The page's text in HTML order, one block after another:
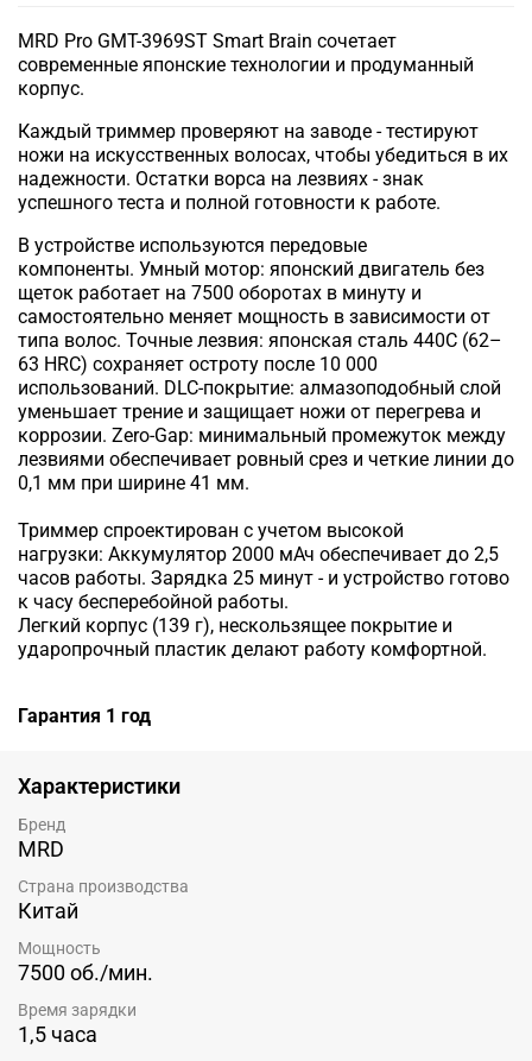
MRD Pro GMT-3969ST Smart Brain сочетает
современные японские технологии и продуманный
корпус.
Каждый триммер проверяют на заводе - тестируют
ножи на искусственных волосах, чтобы убедиться в их
надежности. Остатки ворса на лезвиях - знак
успешного теста и полной готовности к работе.
В устройстве используются передовые
компоненты. Умный мотор: японский двигатель без
щеток работает на 7500 оборотах в минуту и
самостоятельно меняет мощность в зависимости от
типа волос. Точные лезвия: японская сталь 440C (62–
63 HRC) сохраняет остроту после 10 000
использований. DLC-покрытие: алмазоподобный слой
уменьшает трение и защищает ножи от перегрева и
коррозии. Zero-Gap: минимальный промежуток между
лезвиями обеспечивает ровный срез и четкие линии до
0,1 мм при ширине 41 мм.
Триммер спроектирован с учетом высокой
нагрузки: Аккумулятор 2000 мАч обеспечивает до 2,5
часов работы. Зарядка 25 минут - и устройство готово
к часу бесперебойной работы.
Легкий корпус (139 г), нескользящее покрытие и
ударопрочный пластик делают работу комфортной.
Гарантия 1 год
Характеристики
Бренд
MRD
Страна производства
Китай
Мощность
7500 об./мин.
Время зарядки
1,5 часа